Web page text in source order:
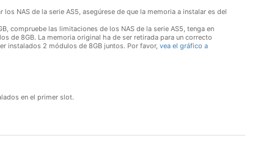
NAS de la serie AS5, asegúrese de que la memoria a instalar es del
compruebe las limitaciones de los NAS de la serie AS5, tenga en
de 8GB. La memoria original ha de ser retirada para un correcto
instalados 2 módulos de 8GB juntos. Por favor, vea el gráfico a
en el primer slot.